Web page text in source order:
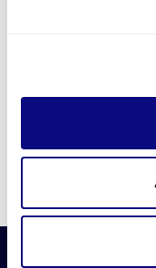
쓰리빌리언은 유전자 진단
더 정확한 변이 해석과 높은